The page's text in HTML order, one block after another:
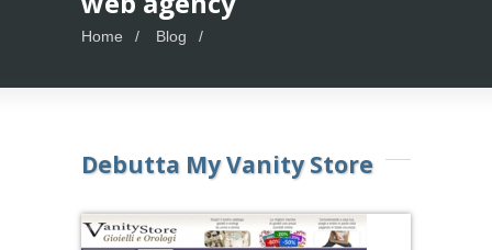
Home Blog
Debutta My Vanity Store